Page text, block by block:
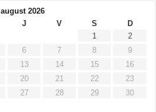
august 2026
J V S
D
1
2
6 7 8
9
13 14 15
16
20 21 22
23
27 28 29
30